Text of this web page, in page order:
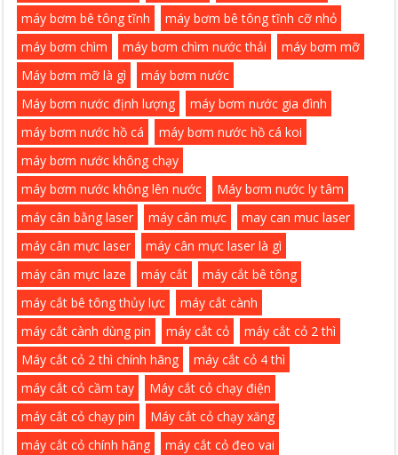
máy bơm bê tông tĩnh
máy bơm bê tông tĩnh cỡ nhỏ
máy bơm chìm
máy bơm chìm nước thải
máy bơm mỡ
Máy bơm mỡ là gì
máy bơm nước
Máy bơm nước định lượng
máy bơm nước gia đình
máy bơm nước hồ cá
máy bơm nước hồ cá koi
máy bơm nước không chạy
máy bơm nước không lên nước
Máy bơm nước ly tâm
máy cân bằng laser
máy cân mực
may can muc laser
máy cân mực laser
máy cân mực laser là gì
máy cân mực laze
máy cắt
máy cắt bê tông
máy cắt bê tông thủy lực
máy cắt cành
máy cắt cành dùng pin
máy cắt cỏ
máy cắt cỏ 2 thì
Máy cắt cỏ 2 thì chính hãng
máy cắt cỏ 4 thì
máy cắt cỏ cầm tay
Máy cắt cỏ chạy điện
máy cắt cỏ chạy pin
Máy cắt cỏ chạy xăng
máy cắt cỏ chính hãng
máy cắt cỏ đeo vai